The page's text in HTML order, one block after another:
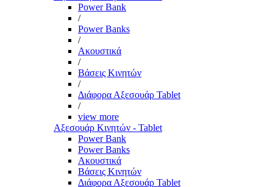
Power Bank
/
Power Banks
/
Ακουστικά
/
Βάσεις Κινητών
/
Διάφορα Αξεσουάρ Tablet
/
view more
Αξεσουάρ Κινητών - Tablet
Power Bank
Power Banks
Ακουστικά
Βάσεις Κινητών
Διάφορα Αξεσουάρ Tablet